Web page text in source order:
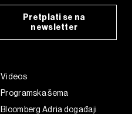
Pretplati se na
newsletter
Videos
Programska šema
Bloomberg Adria događaji